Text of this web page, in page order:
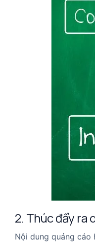
2. Thúc đẩy ra
Nội dung quảng cáo